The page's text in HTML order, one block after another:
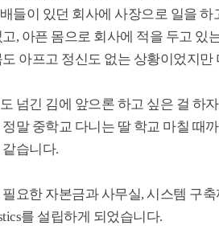
들이 있던 회사에 사장으로 일을
, 아픈 몸으로 회사에 적을 두고 있
아프고 정신도 없는 상황이었지
넘긴 김에 앞으론 하고 싶은 걸 하
말 중학교 다니는 딸 학교 마칠 때
습니다.
요한 자본금과 사무실, 시스템 구
를 설립하게 되었습니다.